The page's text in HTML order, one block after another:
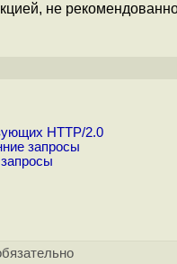
не
HTTP/2.0
запросы